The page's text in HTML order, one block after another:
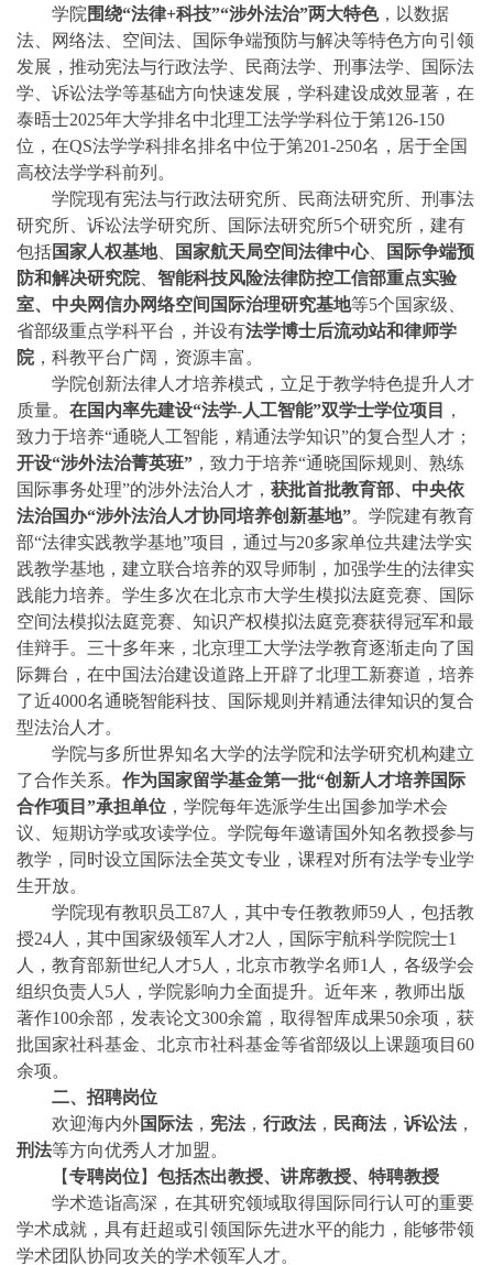
学院 围绕“法律+科技”“涉外法治”两大特色，以数据
法、网络法、空间法、国际争端预防与解决等特色方向引领
发展，推动宪法与行政法学、民商法学、刑事法学、国际法
学、诉讼法学等基础方向快速发展，学科建设成效显著，在
泰晤士2025年大学排名中北理工法学学科位于第126-150
位，在QS法学学科排名排名中位于第201-250名，居于全国
高校法学学科前列。
学院现有宪法与行政法研究所、民商法研究所、刑事法
研究所、诉讼法学研究所、国际法研究所5个研究所，建有
包括国家人权基地、 国家航天局空间法律中心、
国际争端预
防和解决研究院、 智能科技风险法律防控工信部重点实验
室、中央网信办网络空间国际治理研究基地等5个国家级、
省部级重点学科平台，并设有法学博士后流动站和律师学
院，科教平台广阔，资源丰富。
学院创新法律人才培养模式，立足于教学特色提升人才
质量。 在国内率先建设“法学-人工智能”双学士学位项目
，
致力于培养“通晓人工智能，精通法学知识”的复合型人才；
开设“涉外法治菁英班” ，致力于培养“通晓国际规则、熟练
国际事务处理”的涉外法治人才， 获批首批教育部、中央依
法治国办“涉外法治人才协同培养创新基地”。学院建有教育
部“法律实践教学基地”项目，通过与20多家单位共建法学实
践教学基地，建立联合培养的双导师制，加强学生的法律实
践能力培养。学生多次在北京市大学生模拟法庭竞赛、国际
空间法模拟法庭竞赛、知识产权模拟法庭竞赛获得冠军和最
佳辩手。三十多年来，北京理工大学法学教育逐渐走向了国
际舞台，在中国法治建设道路上开辟了北理工新赛道，培养
了近4000名通晓智能科技、国际规则并精通法律知识的复合
型法治人才。
学院与多所世界知名大学的法学院和法学研究机构建立
了合作关系。 作为国家留学基金第一批“创新人才培养国际
合作项目”承担单位 ，学院每年选派学生出国参加学术会
议、短期访学或攻读学位。学院每年邀请国外知名教授参与
教学，同时设立国际法全英文专业，课程对所有法学专业学
生开放。
学院现有教职员工87人，其中专任教教师59人，包括教
授24人，其中国家级领军人才2人，国际宇航科学院院士1
人，教育部新世纪人才5人，北京市教学名师1人，各级学会
组织负责人5人，学院影响力全面提升。近年来， 教师出版
著作100余部，发表论文300余篇，取得智库成果50余项，获
批国家社科基金、北京市社科基金等省部级以上课题项目60
余项。
二、招聘岗位
欢迎海内外国际法， 宪法， 行政法， 民商法， 诉讼法，
刑法等方向优秀人才加盟。
【专聘岗位】 包括杰出教授、讲席教授、特聘教授
学术造诣高深，在其研究领域取得国际同行认可的重要
学术成就，具有赶超或引领国际先进水平的能力，能够带领
学术团队协同攻关的学术领军人才。